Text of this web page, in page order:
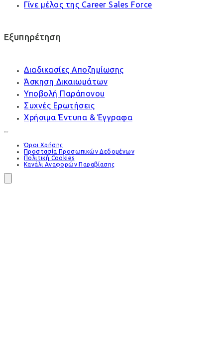
Γίνε μέλος της Career Sales Force
Εξυπηρέτηση
Διαδικασίες Αποζημίωσης
Άσκηση Δικαιωμάτων
Υποβολή Παράπονου
Συχνές Ερωτήσεις
Χρήσιμα Έντυπα & Έγγραφα
Όροι Χρήσης
Προστασία Προσωπικών Δεδομένων
Πολιτική Cookies
Κανάλι Αναφορών Παραβίασης